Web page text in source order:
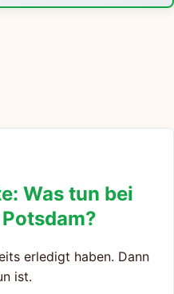
Was tun bei
erledigt haben. Dann
ist.